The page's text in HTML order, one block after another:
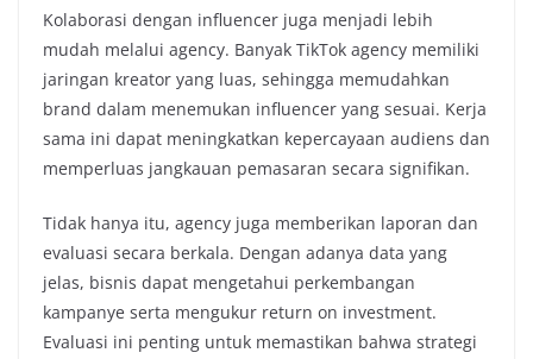
Kolaborasi dengan influencer juga menjadi lebih
mudah melalui agency. Banyak TikTok agency memiliki
jaringan kreator yang luas, sehingga memudahkan
brand dalam menemukan influencer yang sesuai. Kerja
sama ini dapat meningkatkan kepercayaan audiens dan
memperluas jangkauan pemasaran secara signifikan.
Tidak hanya itu, agency juga memberikan laporan dan
evaluasi secara berkala. Dengan adanya data yang
jelas, bisnis dapat mengetahui perkembangan
kampanye serta mengukur return on investment.
Evaluasi ini penting untuk memastikan bahwa strategi